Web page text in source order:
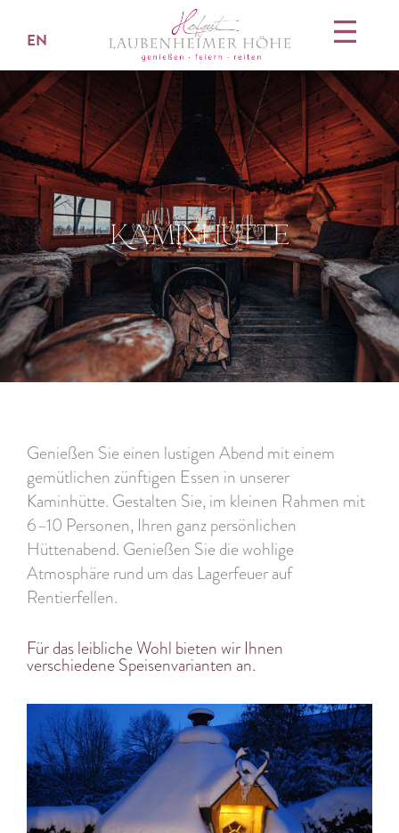
EN
Kaminhütte
Genießen Sie einen lustigen Abend mit einem
gemütlichen zünftigen Essen in unserer
Kaminhütte. Gestalten Sie, im kleinen Rahmen mit
6–10 Personen, Ihren ganz persönlichen
Hüttenabend. Genießen Sie die wohlige
Atmosphäre rund um das Lagerfeuer auf
Rentierfellen.
Für das leibliche Wohl bieten wir Ihnen
verschiedene Speisenvarianten an.